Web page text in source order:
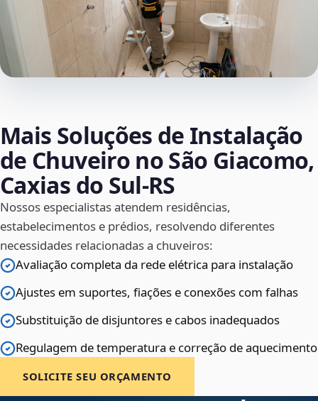
Mais Soluções de Instalação
de Chuveiro no São Giacomo,
Caxias do Sul‑RS
Nossos especialistas atendem residências,
estabelecimentos e prédios, resolvendo diferentes
necessidades relacionadas a chuveiros:
Avaliação completa da rede elétrica para instalação
Ajustes em suportes, fiações e conexões com falhas
Substituição de disjuntores e cabos inadequados
Regulagem de temperatura e correção de aquecimento
SOLICITE SEU ORÇAMENTO